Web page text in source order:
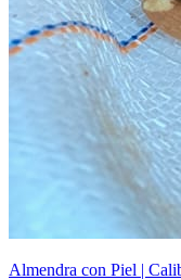
Almendra con Piel |